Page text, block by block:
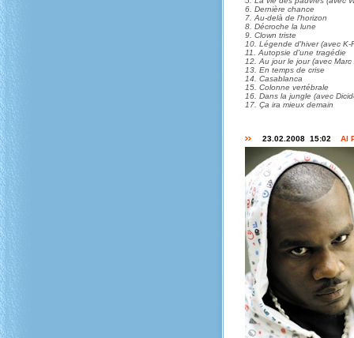
6. Dernière chance
7. Au-delà de l'horizon
8. Décroche la lune
9. Clown triste
10. Légende d'hiver (avec K-
11. Autopsie d'une tragédie
12. Au jour le jour (avec Marc
13. En temps de crise
14. Casablanca
15. Colonne vertébrale
16. Dans la jungle (avec
17. Ça ira mieux demain
23.02.2008 15:02 Al